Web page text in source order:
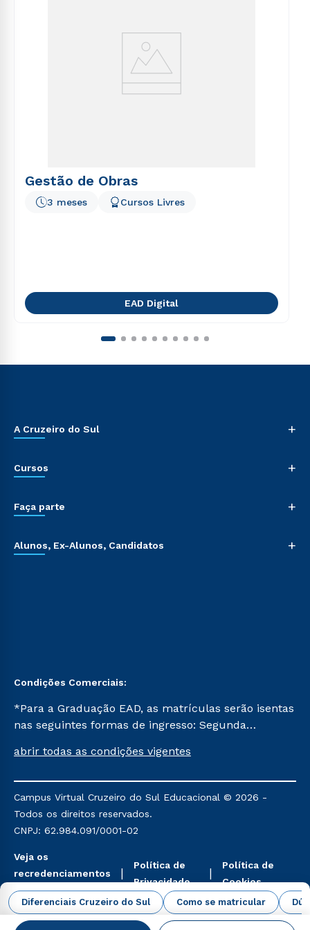
Diferenciais Cruzeiro do Sul Como se matricular
Gestão de Obras
3 meses Cursos Livres
EAD Digital
A Cruzeiro do Sul +
Cursos +
Faça parte +
Alunos, Ex-Alunos, Candidatos +
Condições Comerciais:
*Para a Graduação EAD, as matrículas serão isentas
nas seguintes formas de ingresso: Segunda
Já para as demais, a taxa de matrícula será de R$
mencionadas são referentes aos cursos: Ensino
Religioso, Geografia para a Docência e Metodologia
do Ensino de História: Questões Atuais.
abrir todas as condições vigentes
Campus Virtual Cruzeiro do Sul Educacional © 2026 -
Todos os direitos reservados.
CNPJ: 62.984.091/0001-02
Veja os
recredenciamentos
aqui
Política de
Privacidade
Política de
Cookies